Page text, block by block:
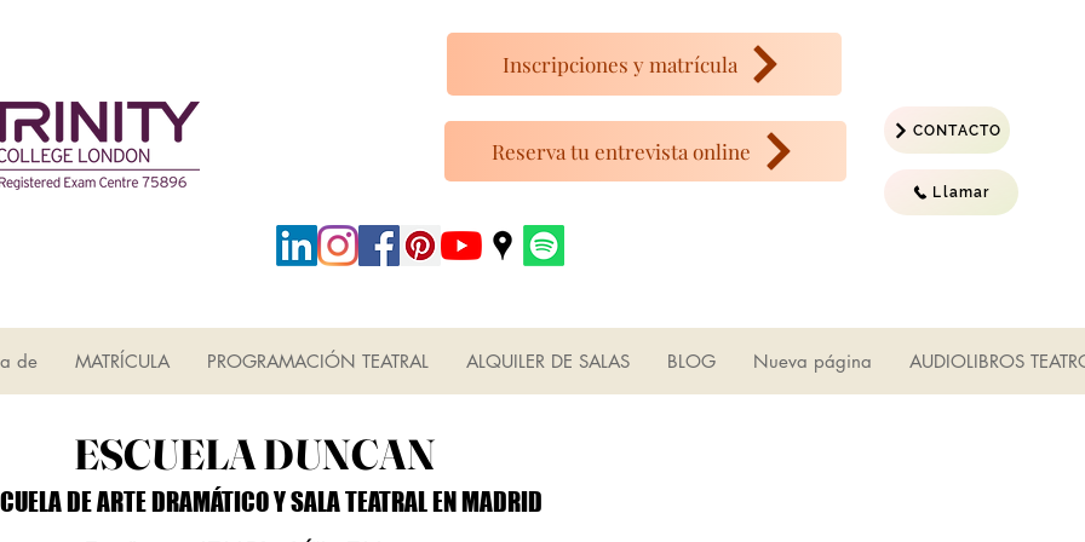
Reserva tu entrevista online
Llamar
CONTACTO
Inscripciones y matrícula
de MATRÍCULA PROGRAMACIÓN TEATRAL ALQUILER DE SALAS BLOG Nueva página AUDIOLIBROS
ESCUELA DUNCAN
ESCUELA DUNCAN
DE ARTE DRAMÁTICO Y SALA TEATRAL EN MADRID
DE ARTE DRAMÁTICO Y SALA TEATRAL EN MADRID